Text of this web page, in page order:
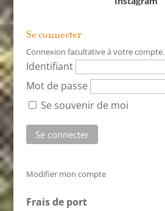
Se connecter
Connexion facultative à votre compte.
Identifiant
Mot de passe
Se souvenir de moi
Modifier mon compte
Frais de port